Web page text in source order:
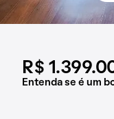
R$
Entenda se é um